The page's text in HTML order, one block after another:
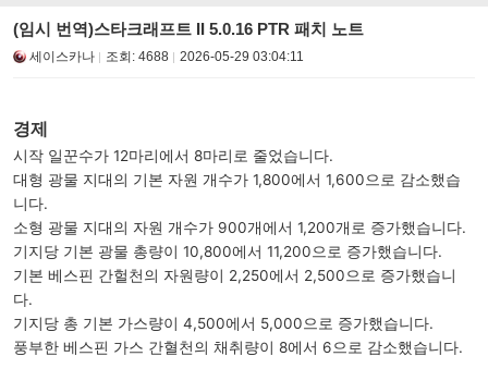
(임시 번역)스타크래프트 II 5.0.16 PTR 패치 노트
세이스카나 조회: 4688 2026-05-29 03:04:11
경제
시작 일꾼수가 12마리에서 8마리로 줄었습니다.
대형 광물 지대의 기본 자원 개수가 1,800에서 1,600으로 감소했습
니다.
소형 광물 지대의 자원 개수가 900개에서 1,200개로 증가했습니다.
기지당 기본 광물 총량이 10,800에서 11,200으로 증가했습니다.
기본 베스핀 간헐천의 자원량이 2,250에서 2,500으로 증가했습니
다.
기지당 총 기본 가스량이 4,500에서 5,000으로 증가했습니다.
풍부한 베스핀 가스 간혈천의 채취량이 8에서 6으로 감소했습니다.